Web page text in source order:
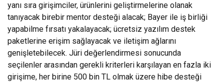
yanı sıra girişimciler, ürünlerini geliştirmelerine olanak
tanıyacak birebir mentor desteği alacak; Bayer ile iş birliği
yapabilme fırsatı yakalayacak; ücretsiz yazılım destek
paketlerine erişim sağlayacak ve iletişim ağlarını
genişletebilecek. Jüri değerlendirmesi sonucunda
seçilenler arasından gerekli kriterleri karşılayan en fazla iki
girişime, her birine 500 bin TL olmak üzere hibe desteği